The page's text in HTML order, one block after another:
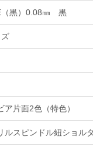
（黒）0.08㎜ 黒
ア片面2色（特色）
ルスピンドル紐ショル